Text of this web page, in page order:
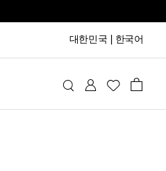
대한민국 한국어